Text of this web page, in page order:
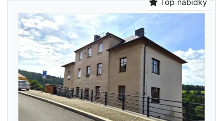
Top nabídky